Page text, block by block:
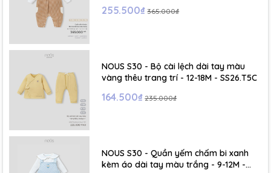
255.500₫ 365.000₫
NOUS S30 - Bộ cài lệch dài tay màu
vàng thêu trang trí - 12-18M - SS26.T5C
164.500₫ 235.000₫
NOUS S30 - Quần yếm chấm bi xanh
kèm áo dài tay màu trắng - 9-12M -